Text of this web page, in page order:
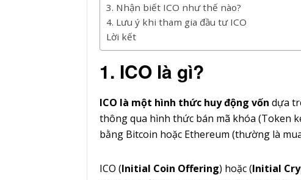
3. Nhận biết ICO như thế nào?
4. Lưu ý khi tham gia đầu tư ICO
Lời kết
1. ICO là gì?
ICO là một hình thức huy động vốn dựa
thông qua hình thức bán mã khóa (Token
bằng Bitcoin hoặc Ethereum (thường là
ICO (Initial Coin Offering) hoặc (Initial